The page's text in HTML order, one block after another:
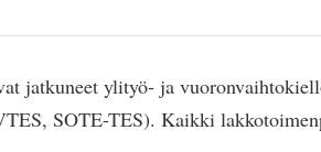
jatkuneet ylityö- ja
SOTE-TES). Kaikki